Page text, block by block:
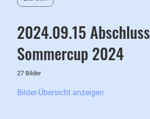
2024.09.15 Abschluss
Sommercup 2024
27 Bilder
Bilder-Übersicht anzeigen